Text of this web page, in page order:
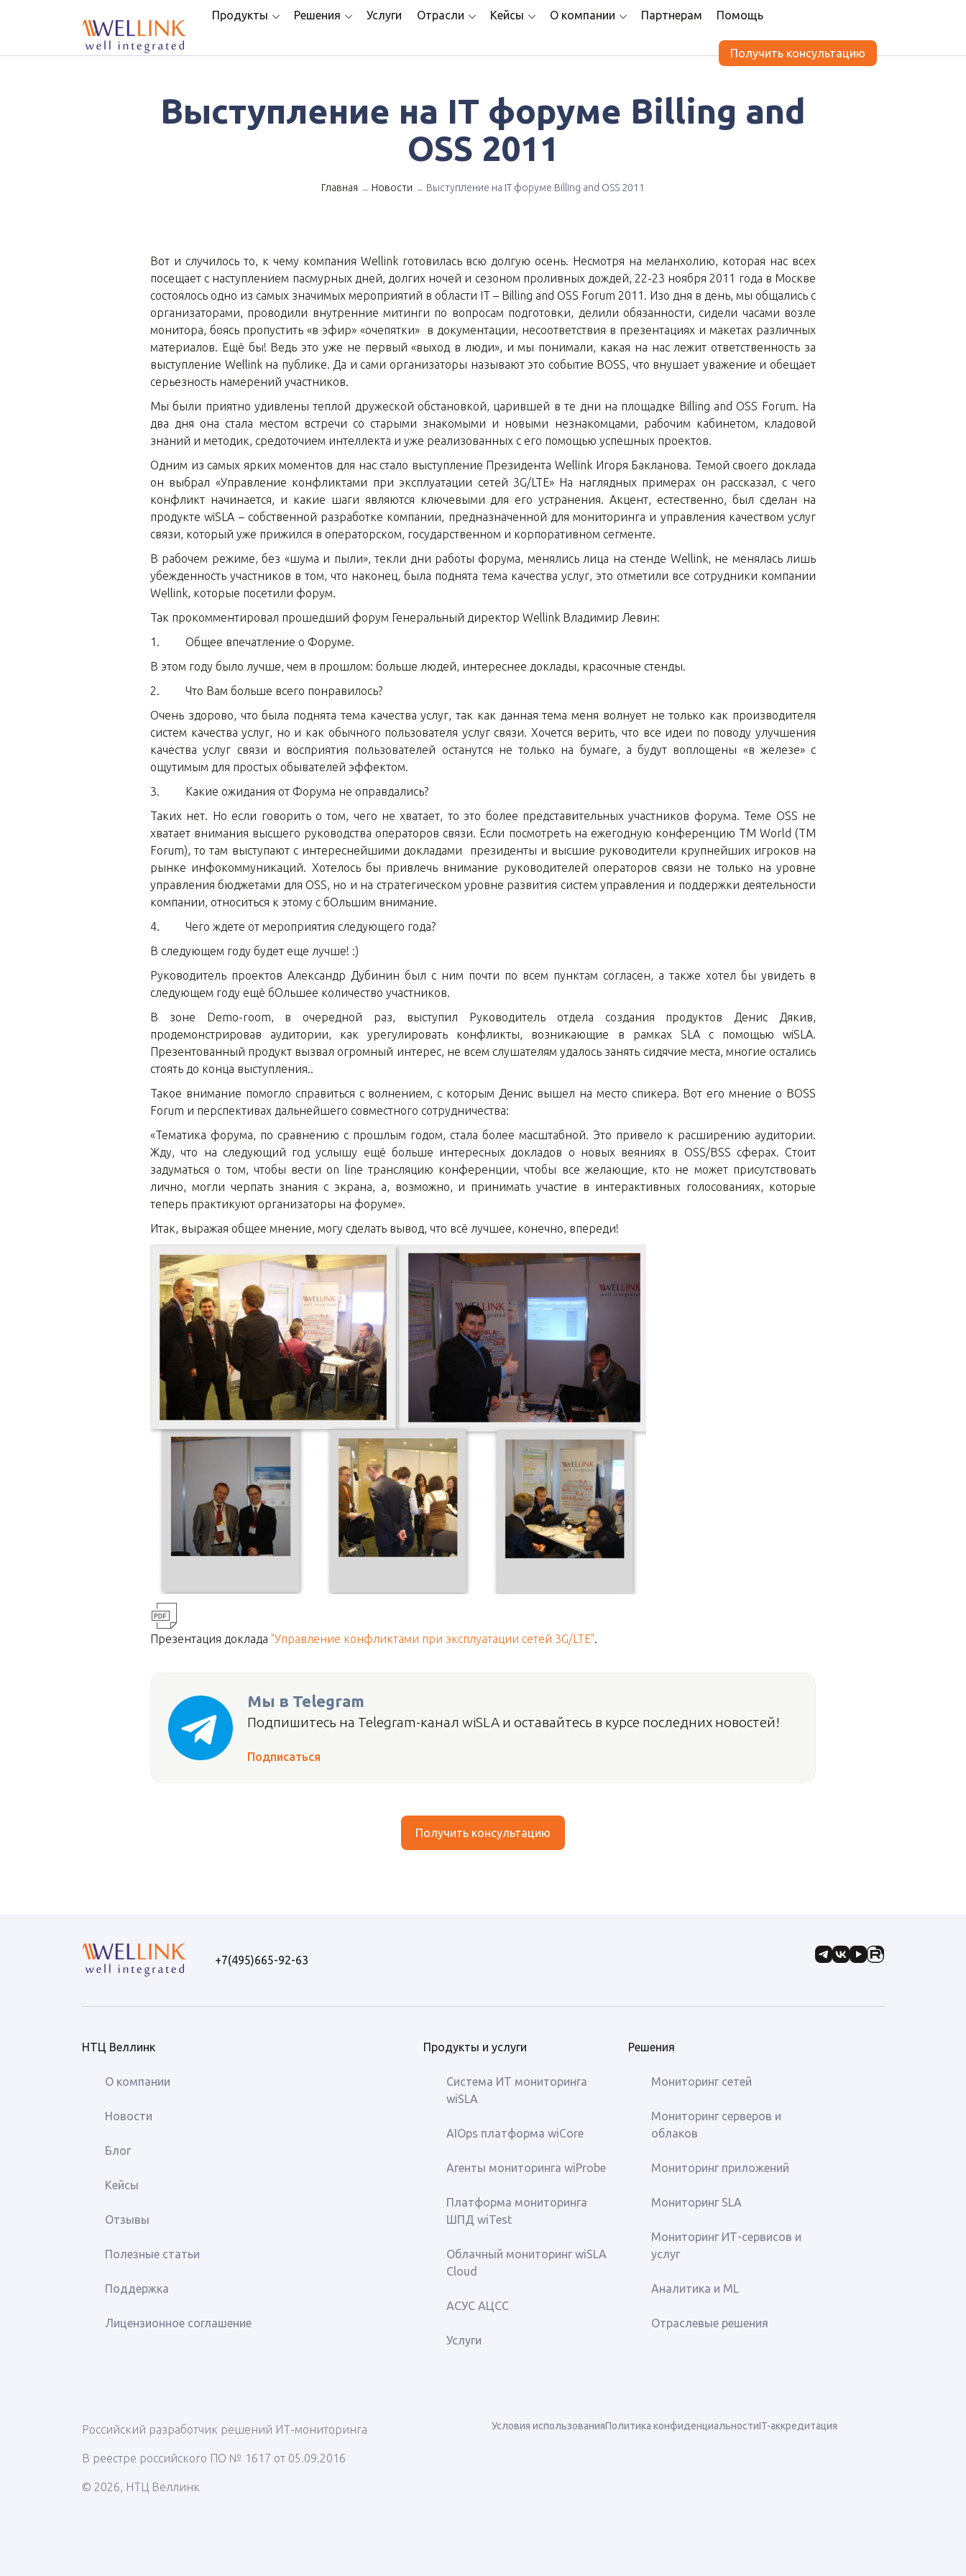
Продукты Решения Услуги Отрасли Кейсы О компании Партнерам Помощь
Получить консультацию
Выступление на IT форуме Billing and
OSS 2011
Главная → Новости → Выступление на IT форуме Billing and OSS 2011
Вот и случилось то, к чему компания Wellink готовилась всю долгую осень. Несмотря на меланхолию, которая нас всех
посещает с наступлением пасмурных дней, долгих ночей и сезоном проливных дождей, 22-23 ноября 2011 года в Москве
состоялось одно из самых значимых мероприятий в области IT – Billing and OSS Forum 2011. Изо дня в день, мы общались с
организаторами, проводили внутренние митинги по вопросам подготовки, делили обязанности, сидели часами возле
монитора, боясь пропустить «в эфир» «очепятки» в документации, несоответствия в презентациях и макетах различных
материалов. Ещё бы! Ведь это уже не первый «выход в люди», и мы понимали, какая на нас лежит ответственность за
выступление Wellink на публике. Да и сами организаторы называют это событие BOSS, что внушает уважение и обещает
серьезность намерений участников.
Мы были приятно удивлены теплой дружеской обстановкой, царившей в те дни на площадке Billing and OSS Forum. На
два дня она стала местом встречи со старыми знакомыми и новыми незнакомцами, рабочим кабинетом, кладовой
знаний и методик, средоточием интеллекта и уже реализованных с его помощью успешных проектов.
Одним из самых ярких моментов для нас стало выступление Президента Wellink Игоря Бакланова. Темой своего доклада
он выбрал «Управление конфликтами при эксплуатации сетей 3G/LTE» На наглядных примерах он рассказал, с чего
конфликт начинается, и какие шаги являются ключевыми для его устранения. Акцент, естественно, был сделан на
продукте wiSLA – собственной разработке компании, предназначенной для мониторинга и управления качеством услуг
связи, который уже прижился в операторском, государственном и корпоративном сегменте.
В рабочем режиме, без «шума и пыли», текли дни работы форума, менялись лица на стенде Wellink, не менялась лишь
убежденность участников в том, что наконец, была поднята тема качества услуг, это отметили все сотрудники компании
Wellink, которые посетили форум.
Так прокомментировал прошедший форум Генеральный директор Wellink Владимир Левин:
1. Общее впечатление о Форуме.
В этом году было лучше, чем в прошлом: больше людей, интереснее доклады, красочные стенды.
2. Что Вам больше всего понравилось?
Очень здорово, что была поднята тема качества услуг, так как данная тема меня волнует не только как производителя
систем качества услуг, но и как обычного пользователя услуг связи. Хочется верить, что все идеи по поводу улучшения
качества услуг связи и восприятия пользователей останутся не только на бумаге, а будут воплощены «в железе» с
ощутимым для простых обывателей эффектом.
3. Какие ожидания от Форума не оправдались?
Таких нет. Но если говорить о том, чего не хватает, то это более представительных участников форума. Теме OSS не
хватает внимания высшего руководства операторов связи. Если посмотреть на ежегодную конференцию TM World (TM
Forum), то там выступают с интереснейшими докладами президенты и высшие руководители крупнейших игроков на
рынке инфокоммуникаций. Хотелось бы привлечь внимание руководителей операторов связи не только на уровне
управления бюджетами для OSS, но и на стратегическом уровне развития систем управления и поддержки деятельности
компании, относиться к этому с бОльшим внимание.
4. Чего ждете от мероприятия следующего года?
В следующем году будет еще лучше! :)
Руководитель проектов Александр Дубинин был с ним почти по всем пунктам согласен, а также хотел бы увидеть в
следующем году ещё бОльшее количество участников.
В зоне Demo-room, в очередной раз, выступил Руководитель отдела создания продуктов Денис Дякив,
продемонстрировав аудитории, как урегулировать конфликты, возникающие в рамках SLA с помощью wiSLA.
Презентованный продукт вызвал огромный интерес, не всем слушателям удалось занять сидячие места, многие остались
стоять до конца выступления..
Такое внимание помогло справиться с волнением, с которым Денис вышел на место спикера. Вот его мнение о BOSS
Forum и перспективах дальнейшего совместного сотрудничества:
«Тематика форума, по сравнению с прошлым годом, стала более масштабной. Это привело к расширению аудитории.
Жду, что на следующий год услышу ещё больше интересных докладов о новых веяниях в OSS/BSS сферах. Стоит
задуматься о том, чтобы вести on line трансляцию конференции, чтобы все желающие, кто не может присутствовать
лично, могли черпать знания с экрана, а, возможно, и принимать участие в интерактивных голосованиях, которые
теперь практикуют организаторы на форуме».
Итак, выражая общее мнение, могу сделать вывод, что всё лучшее, конечно, впереди!
Презентация доклада "Управление конфликтами при эксплуатации сетей 3G/LTE".
Мы в Telegram
Подпишитесь на Telegram-канал wiSLA и оставайтесь в курсе последних новостей!
Подписаться
Получить консультацию
+7(495)665-92-63
НТЦ Веллинк
О компании
Новости
Блог
Кейсы
Отзывы
Полезные статьи
Поддержка
Лицензионное соглашение
Продукты и услуги
Система ИТ мониторинга
wiSLA
AIOps платформа wiCore
Агенты мониторинга wiProbe
Платформа мониторинга
ШПД wiTest
Облачный мониторинг wiSLA
Cloud
АСУС АЦСС
Услуги
Решения
Мониторинг сетей
Мониторинг серверов и
облаков
Мониторинг приложений
Мониторинг SLA
Мониторинг ИТ-сервисов и
услуг
Аналитика и ML
Отраслевые решения
Российский разработчик решений ИТ-мониторинга
В реестре российского ПО № 1617 от 05.09.2016
© 2026, НТЦ Веллинк
Условия использованияПолитика конфиденциальностиIT-аккредитация